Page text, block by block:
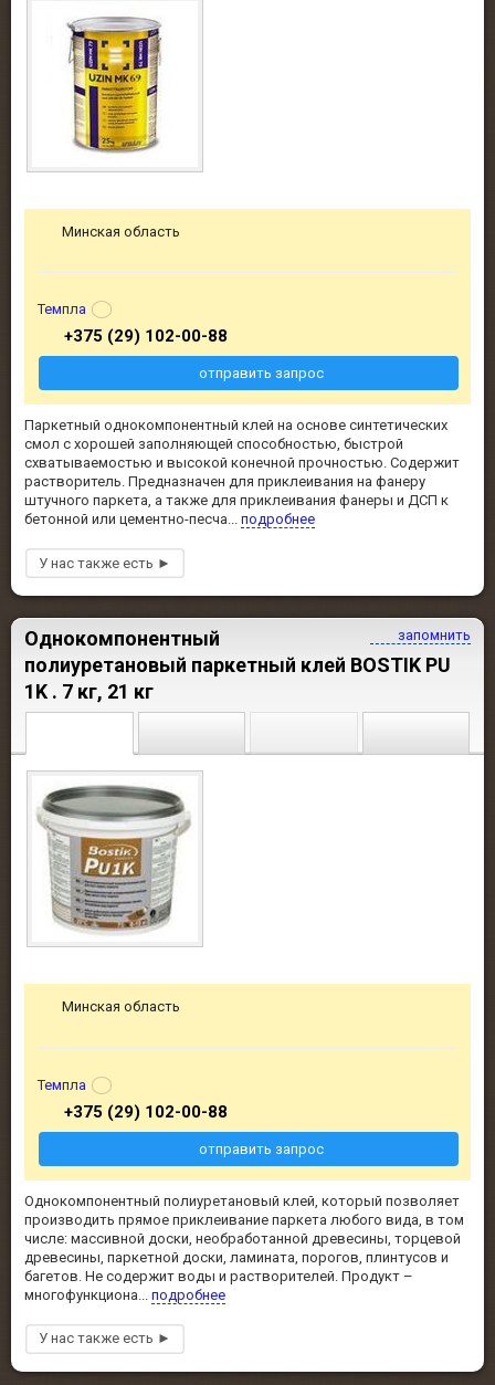
Паркетный однокомпонентный клей на основе синтетических
смол с хорошей заполняющей способностью, быстрой
схватываемостью и высокой конечной прочностью. Содержит
растворитель. Предназначен для приклеивания на фанеру
штучного паркета, а также для приклеивания фанеры и ДСП к
бетонной или цементно-песча... подробнее
Минская область
Темпла
+375 (29) 102-00-88
отправить запрос
запомнить
Однокомпонентный
полиуретановый паркетный клей BOSTIK PU
1K . 7 кг, 21 кг
Однокомпонентный полиуретановый клей, который позволяет
производить прямое приклеивание паркета любого вида, в том
числе: массивной доски, необработанной древесины, торцевой
древесины, паркетной доски, ламината, порогов, плинтусов и
багетов. Не содержит воды и растворителей. Продукт –
многофункциона... подробнее
Минская область
Темпла
+375 (29) 102-00-88
отправить запрос